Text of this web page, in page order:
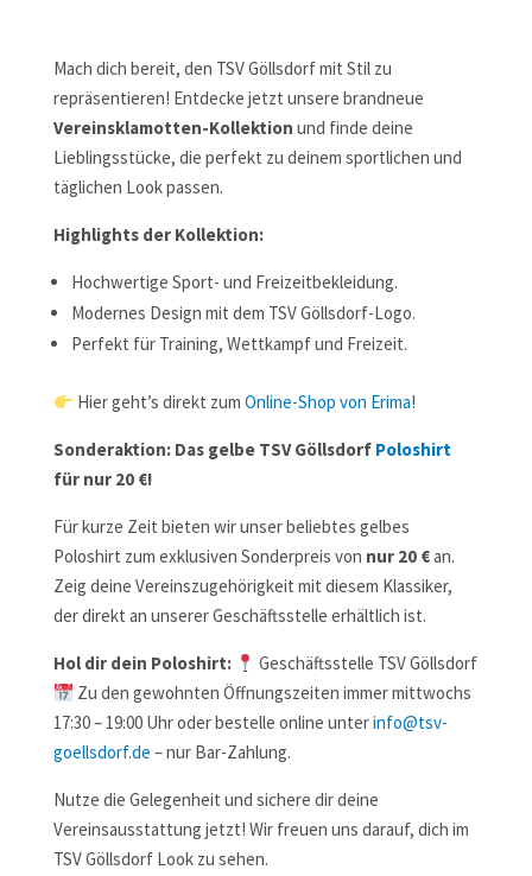
Mach dich bereit, den TSV Göllsdorf mit Stil zu
repräsentieren! Entdecke jetzt unsere brandneue
Vereinsklamotten-Kollektion und finde deine
Lieblingsstücke, die perfekt zu deinem sportlichen und
täglichen Look passen.
Highlights der Kollektion:
Hochwertige Sport- und Freizeitbekleidung.
Modernes Design mit dem TSV Göllsdorf-Logo.
Perfekt für Training, Wettkampf und Freizeit.
Hier geht’s direkt zum Online-Shop von Erima!
Sonderaktion: Das gelbe TSV Göllsdorf Poloshirt
für nur 20 €!
Für kurze Zeit bieten wir unser beliebtes gelbes
Poloshirt zum exklusiven Sonderpreis von nur 20 €an.
Zeig deine Vereinszugehörigkeit mit diesem Klassiker,
der direkt an unserer Geschäftsstelle erhältlich ist.
Hol dir dein Poloshirt:
Geschäftsstelle TSV Göllsdorf
Zu den gewohnten Öffnungszeiten immer mittwochs
17:30 – 19:00 Uhr oder bestelle online unterinfo@tsv-
goellsdorf.de – nur Bar-Zahlung.
Nutze die Gelegenheit und sichere dir deine
Vereinsausstattung jetzt! Wir freuen uns darauf, dich im
TSV Göllsdorf Look zu sehen.